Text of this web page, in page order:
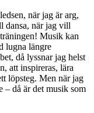
när jag är arg,
dansa, när jag vill
Musik kan
lugna längre
då lyssnar jag helst
att inspireras, lära
löpsteg. Men när jag
– då är det musik som